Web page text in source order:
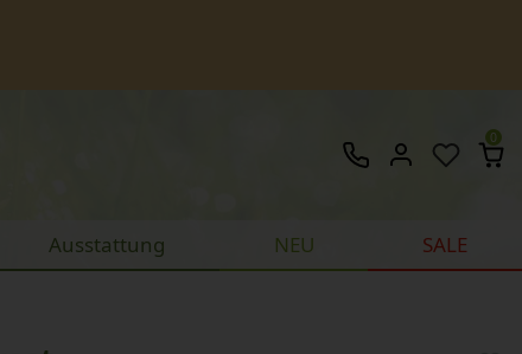
0
Ausstattung NEU SALE